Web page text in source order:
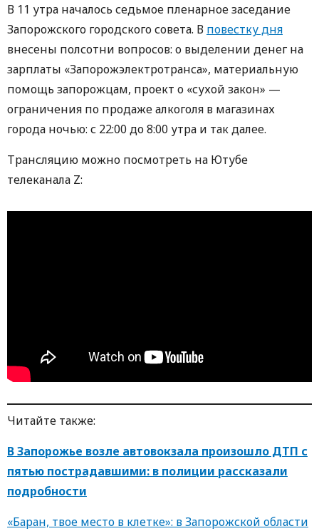
В 11 утра началось седьмое пленарное заседание
Запорожского городского совета. В повестку дня
внесены полсотни вопросов: о выделении денег на
зарплаты «Запорожэлектротранса», материальную
помощь запорожцам, проект о «сухой закон» —
ограничения по продаже алкоголя в магазинах
города ночью: с 22:00 до 8:00 утра и так далее.
Трансляцию можно посмотреть на Ютубе
телеканала Z:
Читайте также:
В Запорожье возле автовокзала произошло ДТП с
пятью пострадавшими: в полиции рассказали
подробности
«Баран, твое место в клетке»: в Запорожской области